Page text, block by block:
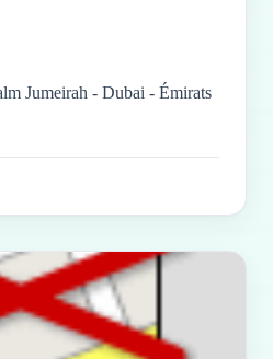
Jumeirah - Dubai - Émirats